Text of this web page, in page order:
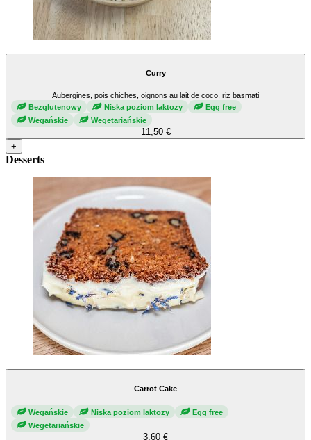
Curry
Aubergines, pois chiches, oignons au lait de coco, riz basmati
Bezglutenowy
Niska poziom laktozy
Egg free
Wegańskie
Wegetariańskie
11,50 €
+
Desserts
Carrot Cake
Wegańskie Niska poziom laktozy
Egg free
Wegetariańskie
3,60 €